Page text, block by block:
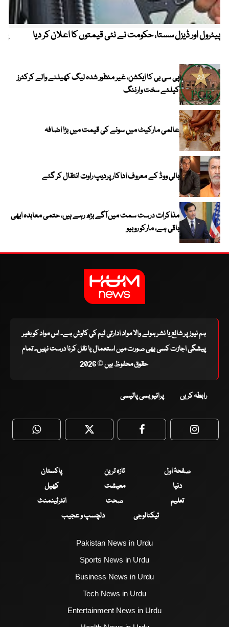
پیٹرول اور ڈیزل سستا، حکومت نے نئی قیمتوں کا اعلان کر دیا
پی سی بی کا ایکشن، غیر منظور شدہ لیگ کھیلنے والے کرکٹرز
کیلئے سخت وارننگ
عالمی مارکیٹ میں سونے کی قیمت میں بڑا اضافہ
بالی ووڈ کے معروف اداکار پردیپ راوت انتقال کر گئے
مذاکرات درست سمت میں آگے بڑھ رہے ہیں، حتمی معاہدہ ابھی
باقی ہے، مارکو روبیو
ہم نیوز پر شائع یا نشر ہونے والا مواد ادارتی ٹیم کی کاوش ہے۔ اس مواد کو بغیر
پیشگی اجازت کسی بھی صورت میں استعمال یا نقل کرنا درست نہیں۔ تمام
حقوق محفوظ ہیں © 2026
رابطہ کریں پرائیویسی پالیسی
WhatsApp Twitter Facebook
صفحۂ اول تازہ ترین
پاکستان
دنیا
معیشت
کھیل
تعلیم
صحت
انٹرٹینمنٹ
ٹیکنالوجی
دلچسپ و عجیب
Pakistan News in Urdu
Sports News in Urdu
Business News in Urdu
Tech News in Urdu
Entertainment News in Urdu